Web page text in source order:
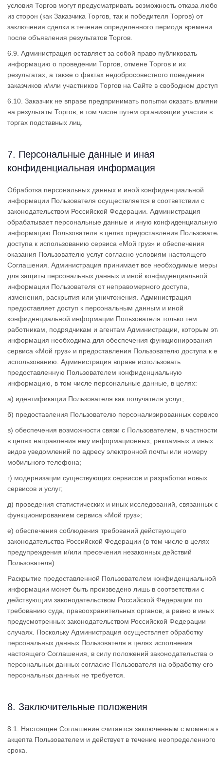
условия Торгов могут предусматривать возможность отказа
из сторон (как Заказчика Торгов, так и победителя Торгов) от
заключения сделки в течение определенного периода времени
после объявления результатов Торгов.
6.9. Администрация оставляет за собой право публиковать
информацию о проведении Торгов, отмене Торгов и их
результатах, а также о фактах недобросовестного поведения
заказчиков и/или участников Торгов на Сайте в свободном
6.10. Заказчик не вправе предпринимать попытки оказать
на результаты Торгов, в том числе путем организации участия в
торгах подставных лиц.
7. Персональные данные и иная
конфиденциальная информация
Обработка персональных данных и иной конфиденциальной
информации Пользователя осуществляется в соответствии с
законодательством Российской Федерации. Администрация
обрабатывает персональные данные и иную конфиденциальную
информацию Пользователя в целях предоставления
доступа к использованию сервиса «Мой груз» и обеспечения
оказания Пользователю услуг согласно условиям настоящего
Соглашения. Администрация принимает все необходимые меры
для защиты персональных данных и иной конфиденциальной
информации Пользователя от неправомерного доступа,
изменения, раскрытия или уничтожения. Администрация
предоставляет доступ к персональным данным и иной
конфиденциальной информации Пользователя только тем
работникам, подрядчикам и агентам Администрации, которым
информация необходима для обеспечения функционирования
сервиса «Мой груз» и предоставления Пользователю доступа к
использованию. Администрация вправе использовать
предоставленную Пользователем конфиденциальную
информацию, в том числе персональные данные, в целях:
а) идентификации Пользователя как получателя услуг;
б) предоставления Пользователю персонализированных
в) обеспечения возможности связи с Пользователем, в
в целях направления ему информационных, рекламных и иных
видов уведомлений по адресу электронной почты или номеру
мобильного телефона;
г) модернизации существующих сервисов и разработки новых
сервисов и услуг;
д) проведения статистических и иных исследований, связанных с
функционированием сервиса «Мой груз»;
е) обеспечения соблюдения требований действующего
законодательства Российской Федерации (в том числе в целях
предупреждения и/или пресечения незаконных действий
Пользователя).
Раскрытие предоставленной Пользователем конфиденциальной
информации может быть произведено лишь в соответствии с
действующим законодательством Российской Федерации по
требованию суда, правоохранительных органов, а равно в иных
предусмотренных законодательством Российской Федерации
случаях. Поскольку Администрация осуществляет обработку
персональных данных Пользователя в целях исполнения
настоящего Соглашения, в силу положений законодательства о
персональных данных согласие Пользователя на обработку его
персональных данных не требуется.
8. Заключительные положения
8.1. Настоящее Соглашение считается заключенным с момента
акцепта Пользователем и действует в течение неопределенного
срока.